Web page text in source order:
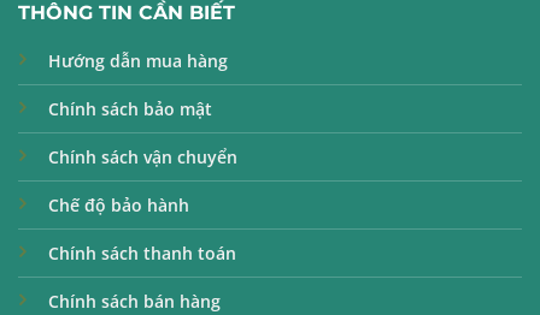
THÔNG TIN CẦN BIẾT
Hướng dẫn mua hàng
Chính sách bảo mật
Chính sách vận chuyển
Chế độ bảo hành
Chính sách thanh toán
Chính sách bán hàng